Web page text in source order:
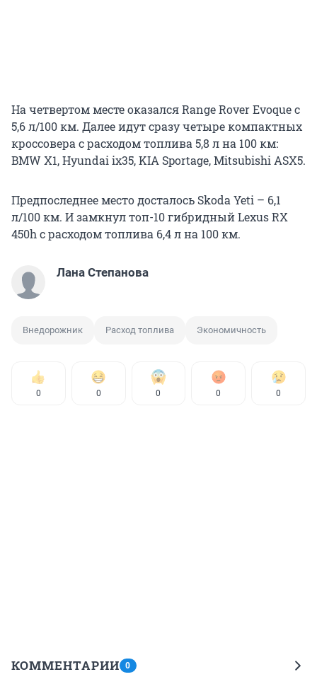
На четвертом месте оказался Range Rover Evoque с
5,6 л/100 км. Далее идут сразу четыре компактных
кроссовера с расходом топлива 5,8 л на 100 км:
BMW X1, Hyundai ix35, KIA Sportage, Mitsubishi ASX5.
Предпоследнее место досталось Skoda Yeti – 6,1
л/100 км. И замкнул топ-10 гибридный Lexus RX
450h с расходом топлива 6,4 л на 100 км.
Лана Степанова
Внедорожник Расход топлива Экономичность
0 0 0 0 0
КОММЕНТАРИИ 0